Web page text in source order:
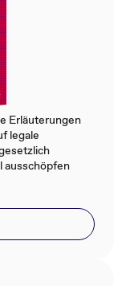
Erläuterungen
legale
ausschöpfen